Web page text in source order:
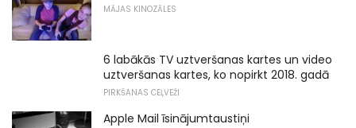
MĀJAS KINOZĀLES
6 labākās TV uztveršanas kartes un video
uztveršanas kartes, ko nopirkt 2018. gadā
PIRKŠANAS CEĻVEŽI
Apple Mail īsinājumtaustiņi